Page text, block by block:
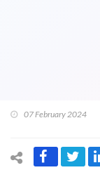
07 February 2024